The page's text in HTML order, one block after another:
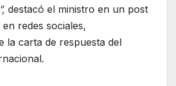
destacó el ministro en un post
redes sociales,
la carta de respuesta del